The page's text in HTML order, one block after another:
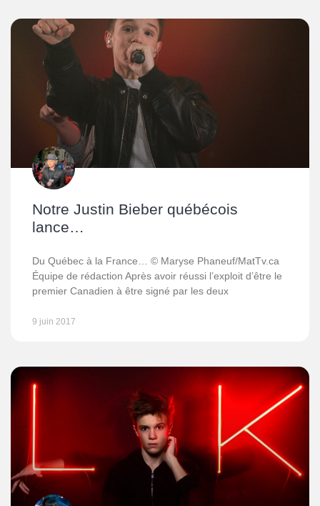
Notre Justin Bieber québécois
lance…
Du Québec à la France… © Maryse Phaneuf/MatTv.ca
Équipe de rédaction Après avoir réussi l’exploit d’être le
premier Canadien à être signé par les deux
9 juin 2017